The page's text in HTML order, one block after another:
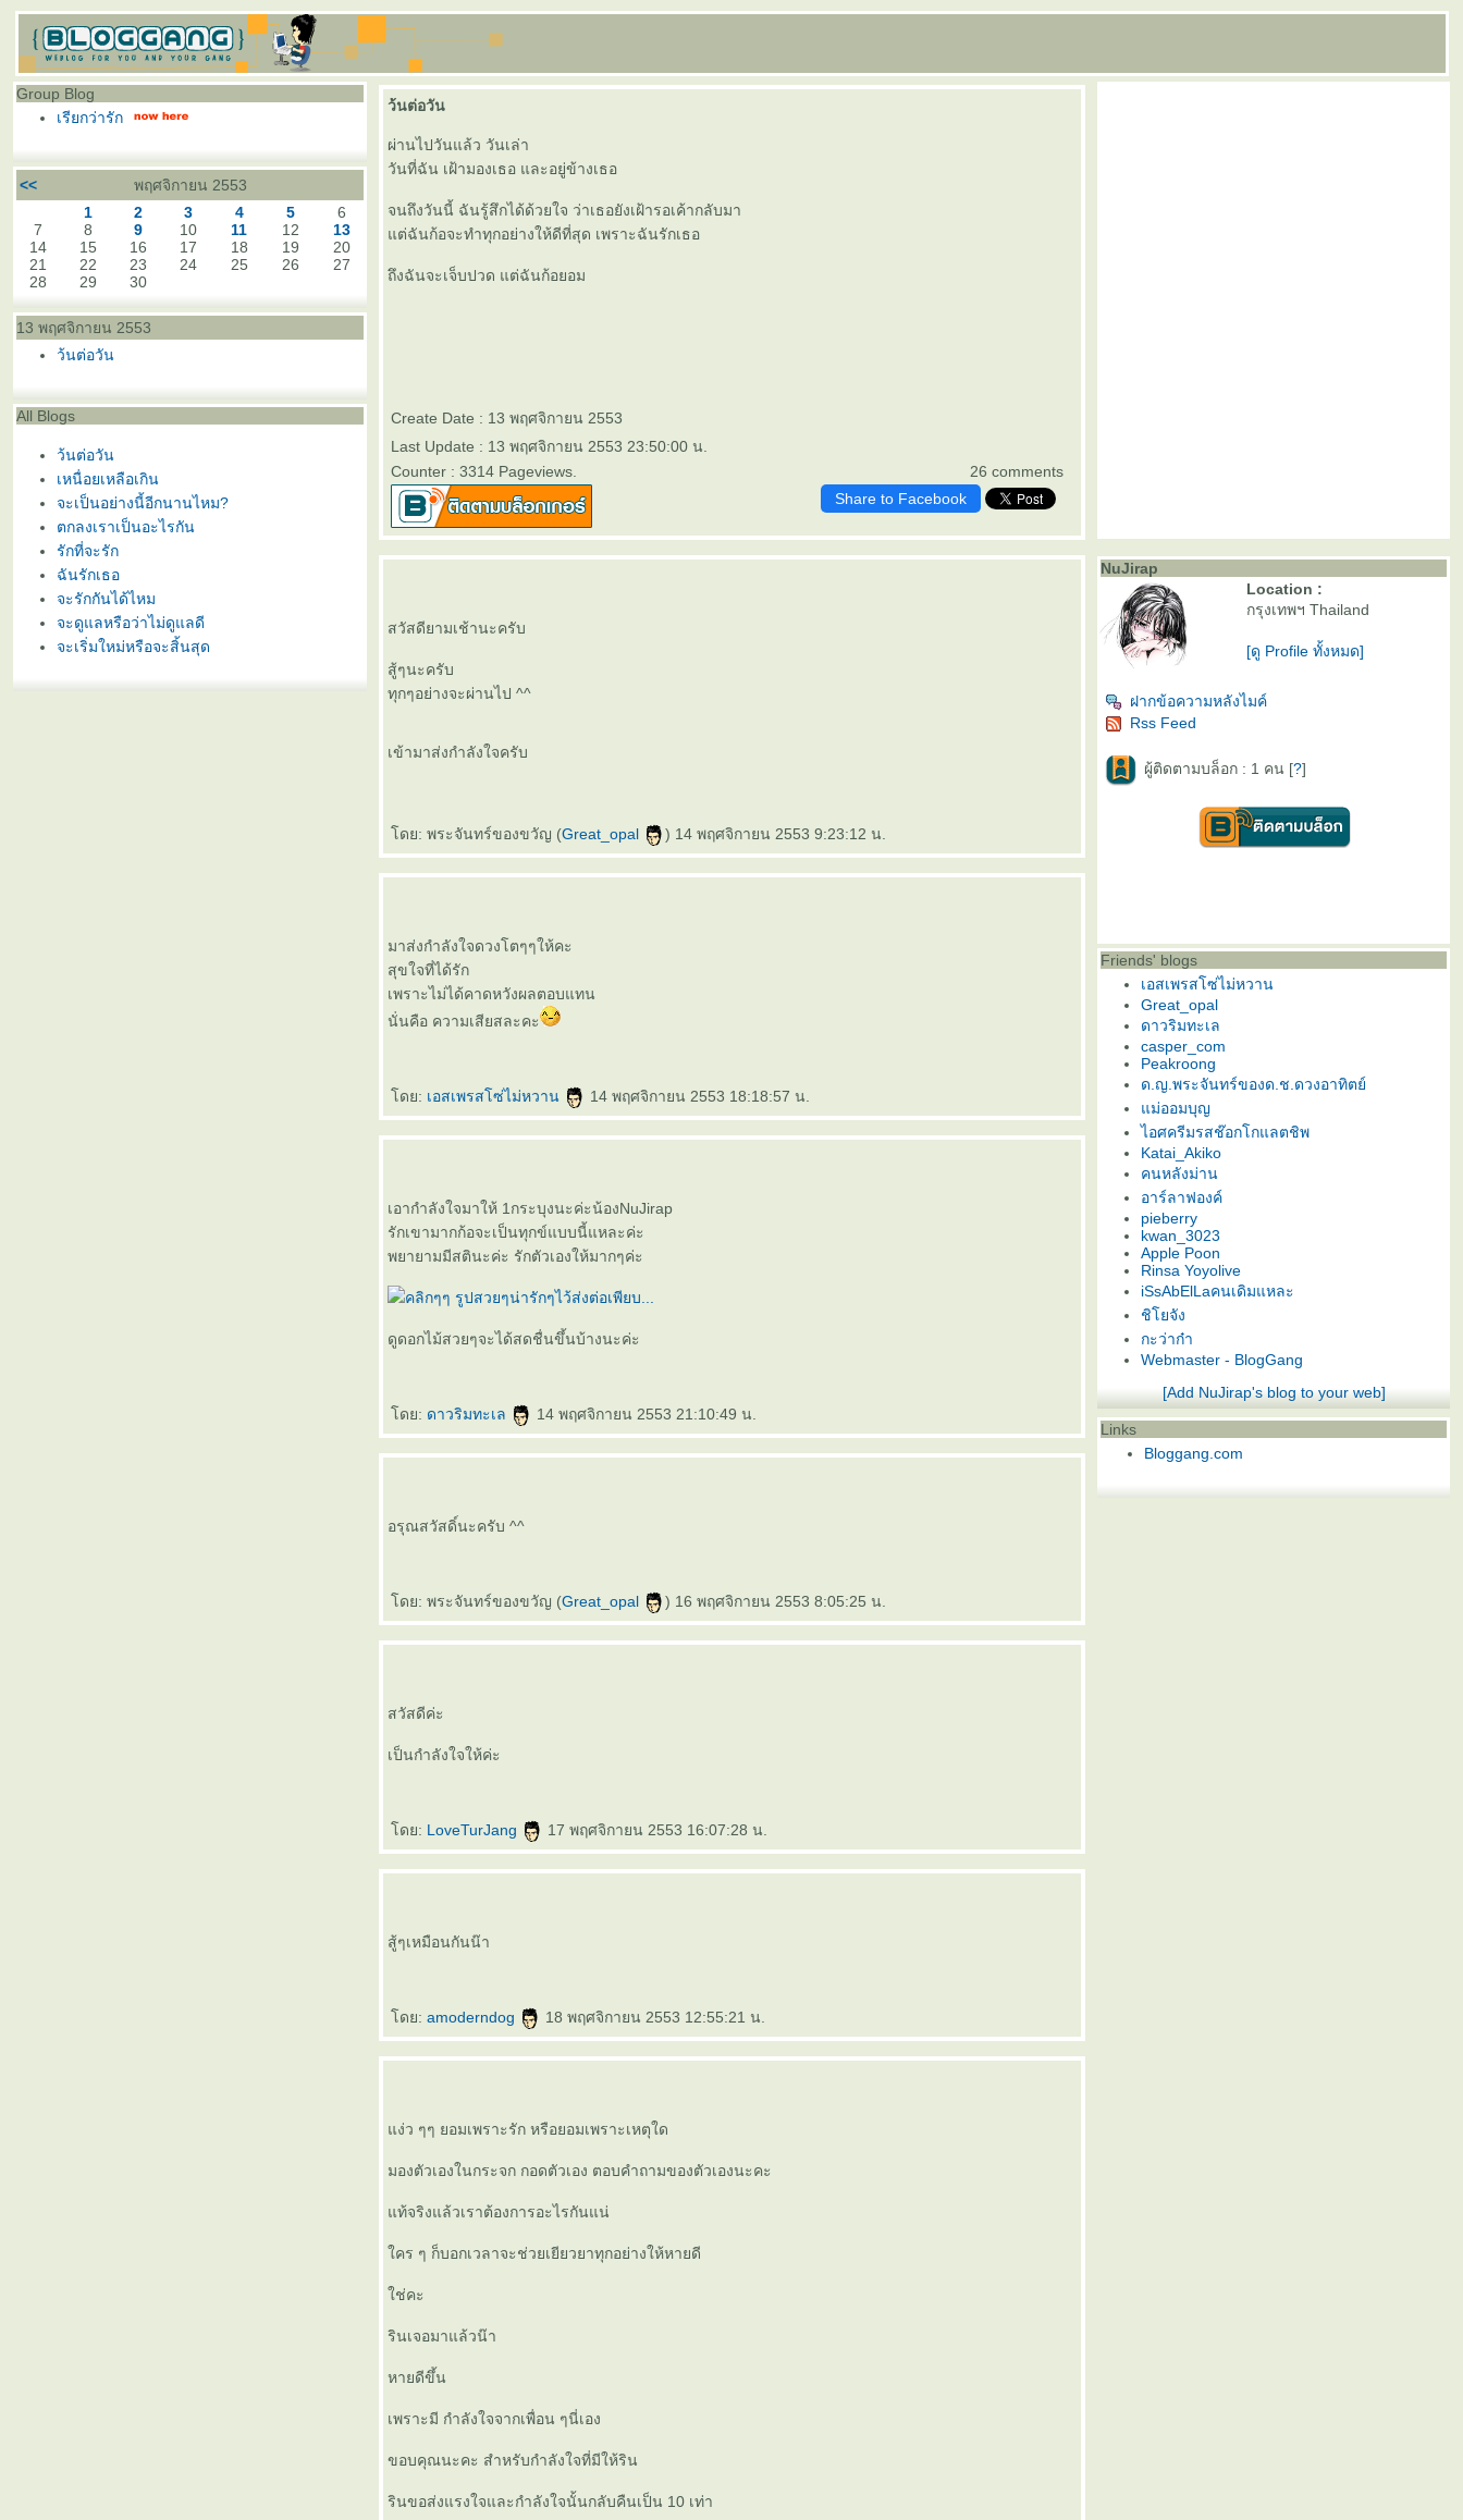
Group Blog
เรียกว่ารัก
<<
พฤศจิกายน 2553
1
2 3 4 5
6
7
8 9 10 11 12
13
14
15 16 17 18 19
20
21
22 23 24 25 26
27
28
29 30
13 พฤศจิกายน 2553
ว้นต่อวัน
All Blogs
ว้นต่อวัน
เหนื่อยเหลือเกิน
จะเป็นอย่างนี้อีกนานไหม?
ตกลงเราเป็นอะไรกัน
รักที่จะรัก
ฉันรักเธอ
จะรักกันได้ไหม
จะดูแลหรือว่าไม่ดูแลดี
จะเริ่มใหม่หรือจะสิ้นสุด
ว้นต่อวัน
ผ่านไปวันแล้ว วันเล่า
วันที่ฉัน เฝ้ามองเธอ และอยู่ข้างเธอ
จนถึงวันนี้ ฉันรู้สึกได้ด้วยใจ ว่าเธอยังเฝ้ารอเค้ากลับมา
ต่ฉันก้อจะทำทุกอย่างให้ดีที่สุด เพราะฉันรักเธอ
ถึงฉันจะเจ็บปวด แต่ฉันก้อยอม
Create Date : 13 พฤศจิกายน 2553
26 comments
Last Update : 13 พฤศจิกายน 2553 23:50:00 น.
Counter : 3314 Pageviews.
Share to Facebook
สวัสดียามเช้านะครับ
สู้ๆนะครับ
ทุกๆอย่างจะผ่านไป ^^
เข้ามาส่งกำลังใจครับ
ดย: พระจันทร์ของขวัญ (Great_opal ) 14 พฤศจิกายน 2553 9:23:12 น.
มาส่งกำลังใจดวงโตๆๆให้คะ
สุขใจที่ได้รัก
เพราะไม่ได้คาดหวังผลตอบแทน
นั่นคือ ความเสียสละคะ
ดย: เอสเพรสโซ่ไม่หวาน 14 พฤศจิกายน 2553 18:18:57 น.
เอากำลังใจมาให้ 1กระบุงนะค่ะน้องNuJirap
รักเขามากก้อจะเป็นทุกข์แบบนี้แหละค่ะ
พยายามมีสตินะค่ะ รักตัวเองให้มากๆค่ะ
ดูดอกไม้สวยๆจะได้สดชื่นขึ้นบ้างนะค่ะ
ดย: ดาวริมทะเล 14 พฤศจิกายน 2553 21:10:49 น.
อรุณสวัสดิ์นะครับ ^^
ดย: พระจันทร์ของขวัญ (Great_opal ) 16 พฤศจิกายน 2553 8:05:25 น.
สวัสดีค่ะ
เป็นกำลังใจให้ค่ะ
ดย: LoveTurJang 17 พฤศจิกายน 2553 16:07:28 น.
สู้ๆเหมือนกันน๊า
ดย: amoderndog 18 พฤศจิกายน 2553 12:55:21 น.
ง่ว ๆๆ ยอมเพราะรัก หรือยอมเพราะเหตุใด
มองตัวเองในกระจก กอดตัวเอง ตอบคำถามของตัวเองนะคะ
ท้จริงแล้วเราต้องการอะไรกันแน่
คร ๆ ก็บอกเวลาจะช่วยเยียวยาทุกอย่างให้หายดี
ช่คะ
รินเจอมาแล้วน๊า
หายดีขึ้น
เพราะมี กำลังใจจากเพื่อน ๆนี่เอง
ขอบคุณนะคะ สำหรับกำลังใจที่มีให้ริน
รินขอส่งแรงใจและกำลังใจนั้นกลับคืนเป็น 10 เท่า
NuJirap
Location :
กรุงเทพฯ Thailand
[ดู Profile ทั้งหมด]
ฝากข้อความหลังไมค์
Rss Feed
ผู้ติดตามบล็อก : 1 คน [?]
Friends' blogs
เอสเพรสโซ่ไม่หวาน
Great_opal
ดาวริมทะเล
casper_com
Peakroong
ด.ญ.พระจันทร์ของด.ช.ดวงอาทิตย์
ม่ออมบุญ
ไอศครีมรสช๊อกโกแลตชิพ
Katai_Akiko
คนหลังม่าน
อาร์ลาฟองค์
pieberry
kwan_3023
Apple Poon
Rinsa Yoyolive
iSsAbElLaคนเดิมแหละ
ชิโยจัง
กะว่าก๋า
Webmaster - BlogGang
[Add NuJirap's blog to your web]
Links
Bloggang.com